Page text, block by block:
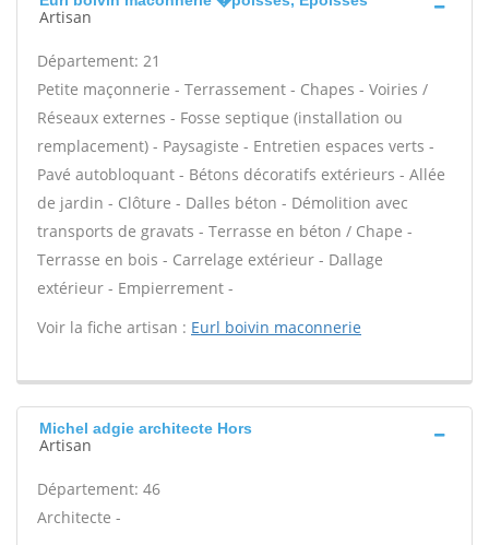
Artisan
Département: 21
Petite maçonnerie - Terrassement - Chapes - Voiries /
Réseaux externes - Fosse septique (installation ou
remplacement) - Paysagiste - Entretien espaces verts -
Pavé autobloquant - Bétons décoratifs extérieurs - Allée
de jardin - Clôture - Dalles béton - Démolition avec
transports de gravats - Terrasse en béton / Chape -
Terrasse en bois - Carrelage extérieur - Dallage
extérieur - Empierrement -
Voir la fiche artisan : Eurl boivin maconnerie
Michel adgie architecte Hors
Artisan
Département: 46
Architecte -